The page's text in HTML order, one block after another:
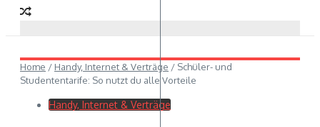
Home / Handy, Internet & Verträge / Schüler- und
Studententarife: So nutzt du alle Vorteile
Handy, Internet & Verträge